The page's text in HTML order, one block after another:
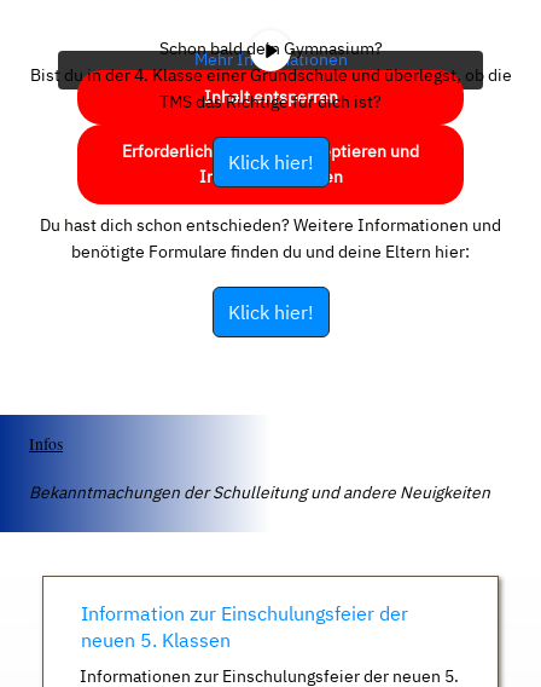
Mehr Informationen
Inhalt entsperren
Erforderlichen Service akzeptieren und
Inhalte entsperren
Schon bald dein Gymnasium?
Bist du in der 4. Klasse einer Grundschule und überlegst, ob die
TMS das Richtige für dich ist?
Klick hier!
Du hast dich schon entschieden? Weitere Informationen und
benötigte Formulare finden du und deine Eltern hier:
Klick hier!
Infos
Bekanntmachungen der Schulleitung und andere Neuigkeiten
Information zur Einschulungsfeier der
neuen 5. Klassen
Informationen zur Einschulungsfeier der neuen 5.